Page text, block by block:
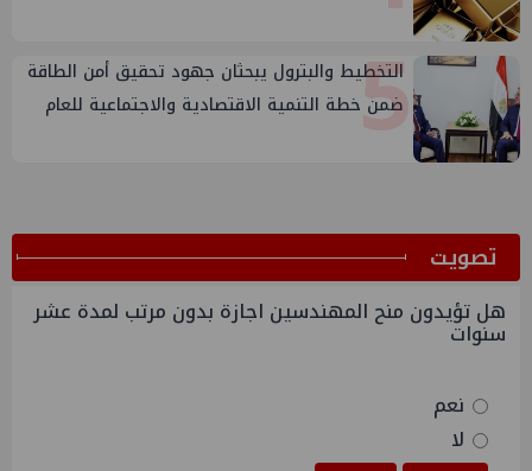
5
التخطيط والبترول يبحثان جهود تحقيق أمن الطاقة
ضمن خطة التنمية الاقتصادية والاجتماعية للعام
ﺗﺼﻮﻳﺖ
هل تؤيدون منح المهندسين اجازة بدون مرتب لمدة عشر
سنوات
نعم
لا